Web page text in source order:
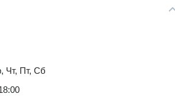
Чт, Пт, Сб